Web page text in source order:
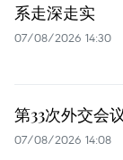
系走深走实
07/08/2026 14:30
第33次外交会
07/08/2026 14:08